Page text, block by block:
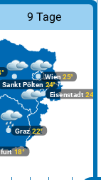
9 Tage
Graz22°
18°
Wien 25°
Eisenstadt 24°
Sankt Pölten 24°